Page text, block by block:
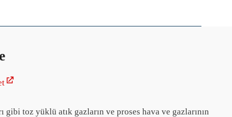
toz yüklü atık gazların ve proses hava ve gazlarının